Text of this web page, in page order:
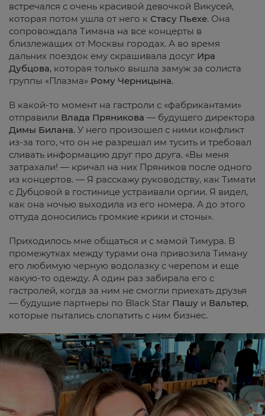
встречался с очень красивой девочкой Викусей,
которая потом ушла от него к Стасу Пьехе. Она
сопровождала Тимана на все концерты в
близлежащих от Москвы городах. А во время
дальних поездок ему скрашивала досуг Ира
Дубцова, которая только вышла замуж за солиста
группы «Плазма» Рому Черницына.
В какой-то момент на гастроли с «фабрикантами»
отправили Влада Пряникова — будущего директора
Димы Билана. У него произошел с ними конфликт
из-за того, что он не разрешал им тусить и требовал
сливать информацию друг про друга. «Вы меня
затрахали! — кричал на них Пряников после одного
из концертов. — Я расскажу руководству, как Тимати
с Дубцовой в гостинице устраивали оргии. Я видел,
как она ночью выходила из его номера. А до этого
оттуда доносились громкие крики и стоны».
Приходилось мне общаться и с мамой Тимура. В
промежутках между турами она привозила Тиману
его любимую черную водолазку с черепом и еще
какую-то одежду. А один раз забирала его с
гастролей, когда за ним не смогли приехать друзья
— будущие партнеры по Black Star Пашу и Вальтер,
которые пытались слопатить с ним бизнес.